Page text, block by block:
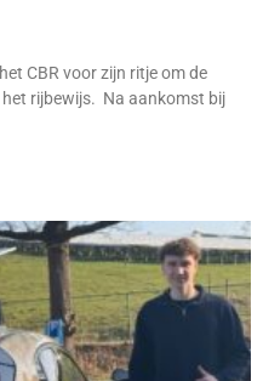
CBR voor zijn ritje om de
rijbewijs. Na aankomst bij